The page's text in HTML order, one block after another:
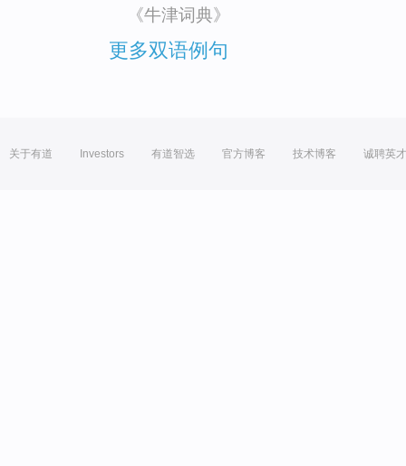
《牛津词典》
更多双语例句
关于有道 Investors 有道智选 官方博客 技术博客 诚聘英才